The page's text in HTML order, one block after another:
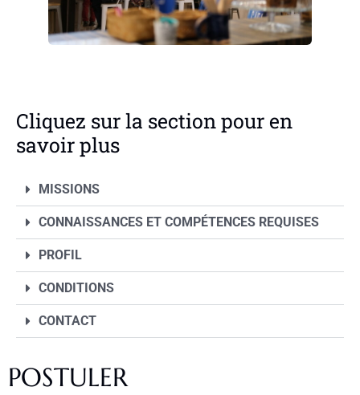
Cliquez sur la section pour en
savoir plus
MISSIONS
CONNAISSANCES ET COMPÉTENCES REQUISES
PROFIL
CONDITIONS
CONTACT
POSTULER